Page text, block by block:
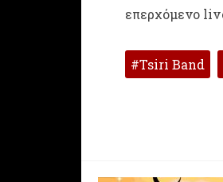
επερχόμενο
Tsiri Band